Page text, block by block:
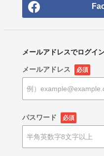
メールアドレスでログイ
メールアドレス 必須
パスワード 必須